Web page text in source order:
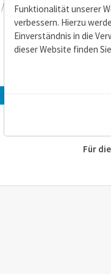
Schulungen
Sie
Sie
Sie
Für
Funktionalität unserer
verbessern. Hierzu
Einverständnis in die
dieser Website finden